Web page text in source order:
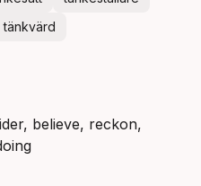
tänkvärd
believe, reckon,